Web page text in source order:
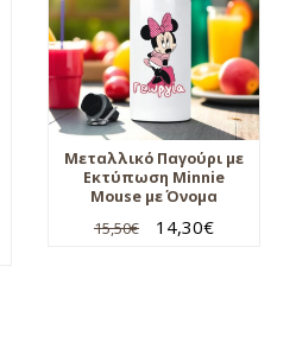
Μεταλλικό Παγούρι με
Εκτύπωση Minnie
Mouse με Όνομα
15,50€ 14,30€